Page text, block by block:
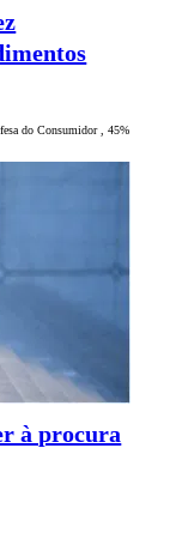
do Consumidor , 45%
à procura